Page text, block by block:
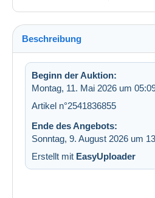
Beschreibung
Beginn der Auktion:
Montag, 11. Mai 2026 um
Artikel n°2541836855
Ende des Angebots:
Sonntag, 9. August 2026 um
Erstellt mit EasyUploader